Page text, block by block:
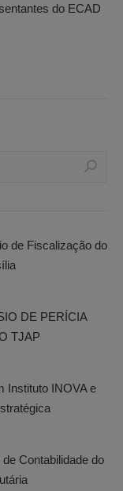
do ECAD
de Fiscalização do
DE PERÍCIA
TJAP
Instituto INOVA e
Contabilidade do